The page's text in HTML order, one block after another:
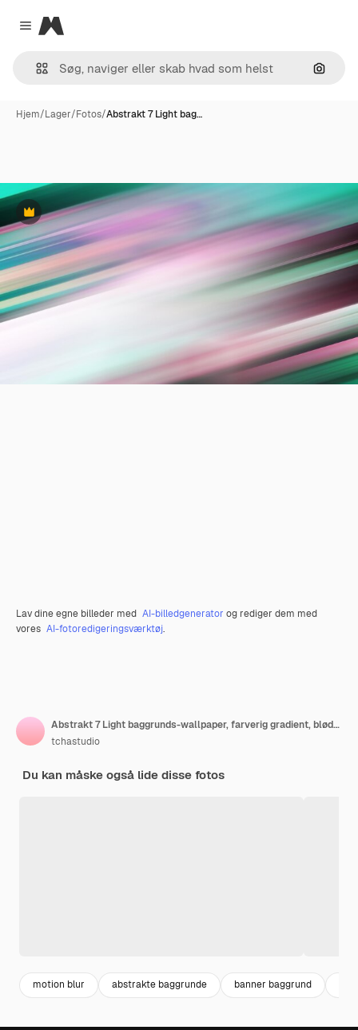
Close menu
Magnific
Søg
Hjem/Lager/Fotos/Abstrakt 7 Light bag…
Præmie
Lav dine egne billeder med AI-billedgenerator og rediger dem med
vores AI-fotoredigeringsværktøj.
Abstrakt 7 Light baggrunds-wallpaper, farverig gradient, blødt sløret jævn bevægelse og klart skin
tchastudio
Du kan måske også lide disse fotos
motion blur abstrakte baggrunde banner baggrund